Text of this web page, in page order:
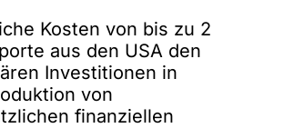
Kosten von bis zu 2
aus den USA den
Investitionen in
von
finanziellen